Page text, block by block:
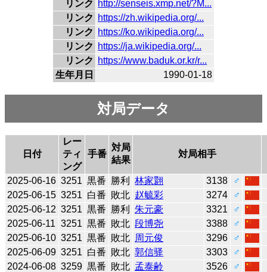
リンク
http://senseis.xmp.net/?M...
リンク
https://zh.wikipedia.org/...
リンク
https://ko.wikipedia.org/...
リンク
https://ja.wikipedia.org/...
リンク
https://www.baduk.or.kr/r...
生年月日
1990-01-18
対局データ
日付
レー
ティ
ング
手番
対局
結果
対局相手
2025-06-16 3251 黒番 勝利 林家翾 3138
♂
2025-06-15 3251 白番 敗北 赵毓彩 3274
♂
2025-06-12 3251 黒番 勝利 朱元豪 3321
♂
2025-06-11 3251 黒番 敗北 段博尧 3388
♂
2025-06-10 3251 黒番 敗北 周元俊 3296
♂
2025-06-09 3251 白番 敗北 郭信驿 3303
♂
2024-06-08 3259 黒番 敗北 孟泰齢 3526
♂